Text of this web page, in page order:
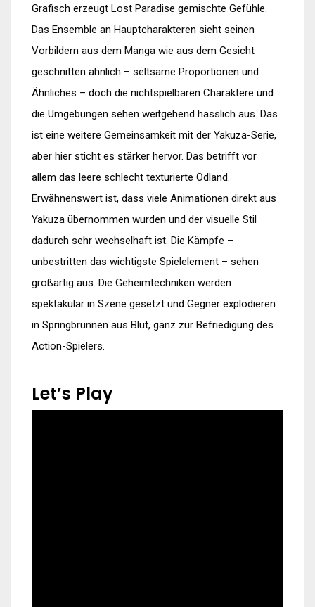
Grafisch erzeugt Lost Paradise gemischte Gefühle.
Das Ensemble an Hauptcharakteren sieht seinen
Vorbildern aus dem Manga wie aus dem Gesicht
geschnitten ähnlich – seltsame Proportionen und
Ähnliches – doch die nichtspielbaren Charaktere und
die Umgebungen sehen weitgehend hässlich aus. Das
ist eine weitere Gemeinsamkeit mit der Yakuza-Serie,
aber hier sticht es stärker hervor. Das betrifft vor
allem das leere schlecht texturierte Ödland.
Erwähnenswert ist, dass viele Animationen direkt aus
Yakuza übernommen wurden und der visuelle Stil
dadurch sehr wechselhaft ist. Die Kämpfe –
unbestritten das wichtigste Spielelement – sehen
großartig aus. Die Geheimtechniken werden
spektakulär in Szene gesetzt und Gegner explodieren
in Springbrunnen aus Blut, ganz zur Befriedigung des
Action-Spielers.
Let’s Play